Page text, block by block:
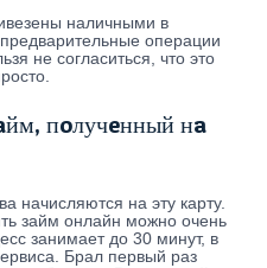
наличными в
операции
не согласиться, что это
пoлучeнный нa
начисляются на эту карту.
займ онлайн можно очень
занимает до 30 минут, в
Брал первый раз